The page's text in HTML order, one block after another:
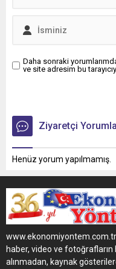
Daha sonraki
ve site adresim bu
Ziyaretçi
Henüz yorum yapılmamış.
haber, video ve
alınmadan, kaynak